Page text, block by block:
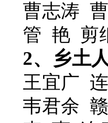
曹志涛
管 艳 剪
2、乡土
王宜广
韦君余